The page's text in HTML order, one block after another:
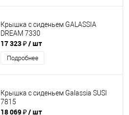
Крышка с сиденьем GALASSIA
DREAM 7330
17 323 ₽/ шт
Подробнее
Крышка с сиденьем Galassia SUSI
7815
18 069 ₽/ шт